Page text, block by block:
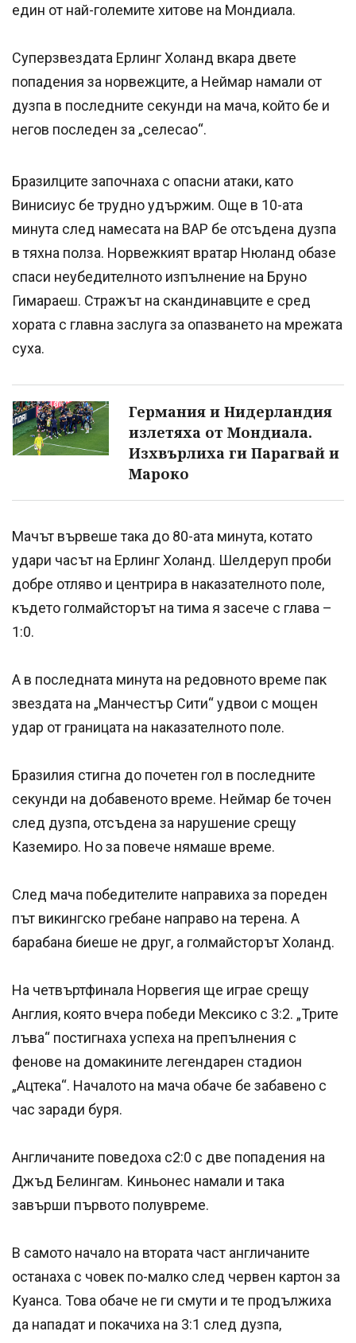
един от най-големите хитове на Мондиала.
Суперзвездата Ерлинг Холанд вкара двете
попадения за норвежците, а Неймар намали от
дузпа в последните секунди на мача, който бе и
негов последен за „селесао“.
Бразилците започнаха с опасни атаки, като
Винисиус бе трудно удържим. Още в 10-ата
минута след намесата на ВАР бе отсъдена дузпа
в тяхна полза. Норвежкият вратар Нюланд обазе
спаси неубедителното изпълнение на Бруно
Гимараеш. Стражът на скандинавците е сред
хората с главна заслуга за опазването на мрежата
суха.
Германия и Нидерландия
излетяха от Мондиала.
Изхвърлиха ги Парагвай и
Мароко
Мачът вървеше така до 80-ата минута, котато
удари часът на Ерлинг Холанд. Шелдеруп проби
добре отляво и центрира в наказателното поле,
където голмайсторът на тима я засече с глава –
1:0.
А в последната минута на редовното време пак
звездата на „Манчестър Сити“ удвои с мощен
удар от границата на наказателното поле.
Бразилия стигна до почетен гол в последните
секунди на добавеното време. Неймар бе точен
след дузпа, отсъдена за нарушение срещу
Каземиро. Но за повече нямаше време.
След мача победителите направиха за пореден
път викингско гребане направо на терена. А
барабана биеше не друг, а голмайсторът Холанд.
На четвъртфинала Норвегия ще играе срещу
Англия, която вчера победи Мексико с 3:2. „Трите
лъва“ постигнаха успеха на препълнения с
фенове на домакините легендарен стадион
„Ацтека“. Началото на мача обаче бе забавено с
час заради буря.
Англичаните поведоха с2:0 с две попадения на
Джъд Белингам. Киньонес намали и така
завърши първото полувреме.
В самото начало на втората част англичаните
останаха с човек по-малко след червен картон за
Куанса. Това обаче не ги смути и те продължиха
да нападат и покачиха на 3:1 след дузпа,